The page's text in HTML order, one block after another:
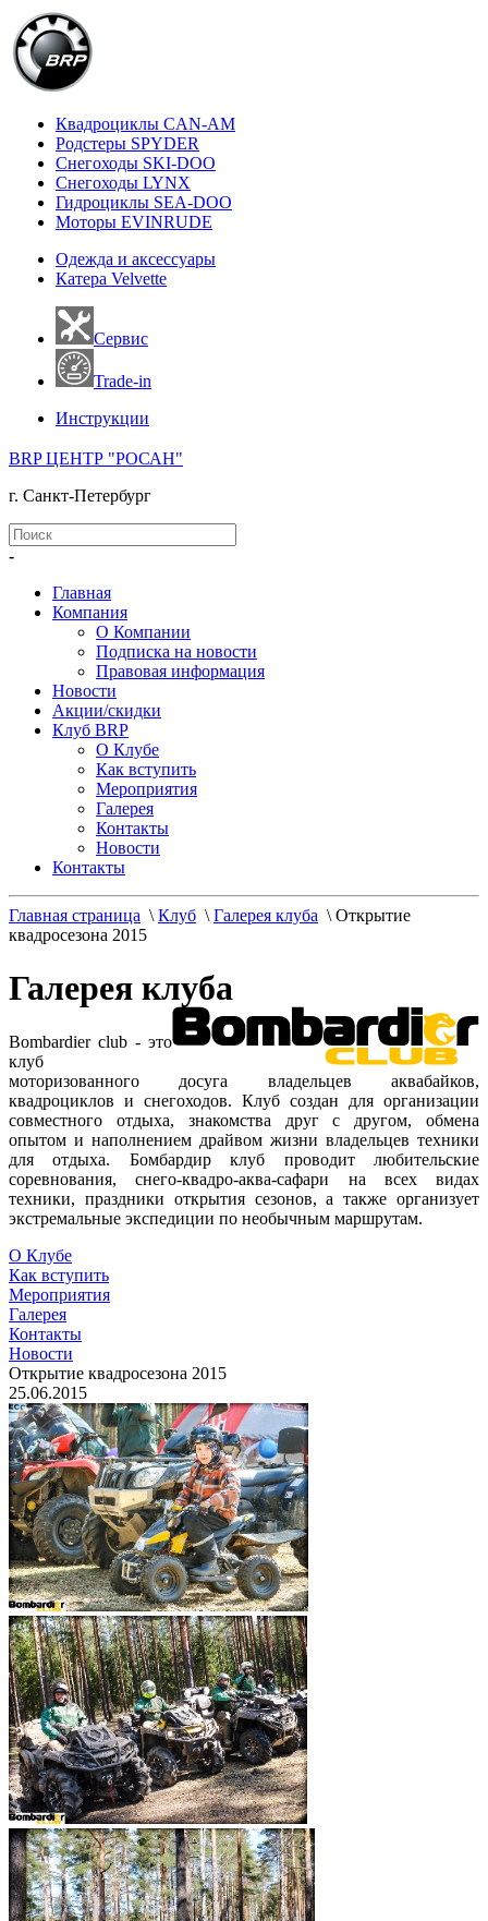
Квадроциклы CAN-AM
Родстеры SPYDER
Снегоходы SKI-DOO
Снегоходы LYNX
Гидроциклы SEA-DOO
Моторы EVINRUDE
Одежда и аксессуары
Катера Velvette
Сервис
Trade-in
Инструкции
BRP ЦЕНТР "РОСАН"
г. Санкт-Петербург
-
Главная
Компания
О Компании
Подписка на новости
Правовая информация
Новости
Акции/скидки
Клуб BRP
О Клубе
Как вступить
Мероприятия
Галерея
Контакты
Новости
Контакты
Главная страница \ Клуб \ Галерея клуба \ Открытие
квадросезона 2015
Галерея клуба
Bombardier club - это
клуб
моторизованного досуга владельцев аквабайков,
квадроциклов и снегоходов. Клуб создан для организации
совместного отдыха, знакомства друг с другом, обмена
опытом и наполнением драйвом жизни владельцев техники
для отдыха. Бомбардир клуб проводит любительские
соревнования, снего-квадро-аква-сафари на всех видах
техники, праздники открытия сезонов, а также организует
экстремальные экспедиции по необычным маршрутам.
О Клубе
Как вступить
Мероприятия
Галерея
Контакты
Новости
Открытие квадросезона 2015
25.06.2015